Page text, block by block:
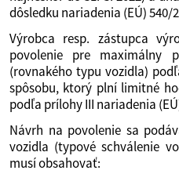
dôsledku nariadenia (EÚ) 540/
Výrobca resp. zástupca
povolenie pre maximálny
(rovnakého typu vozidla)
spôsobu, ktorý plní limitné
podľa prílohy III nariadenia
Návrh na povolenie sa
vozidla (typové schválenie
musí obsahovať: